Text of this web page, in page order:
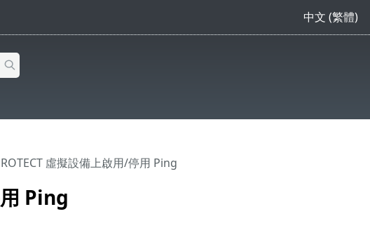
中文 (繁體)
Ping
虛擬設備上啟用/停用 Ping